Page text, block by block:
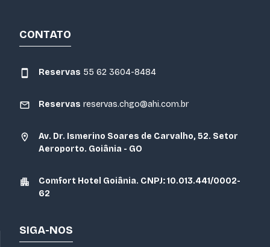
CONTATO
Reservas 55 62 3604-8484
Reservas reservas.chgo@ahi.com.br
Av. Dr. Ismerino Soares de Carvalho, 52. Setor
Aeroporto. Goiânia - GO
Comfort Hotel Goiânia. CNPJ: 10.013.441/0002-
62
SIGA-NOS